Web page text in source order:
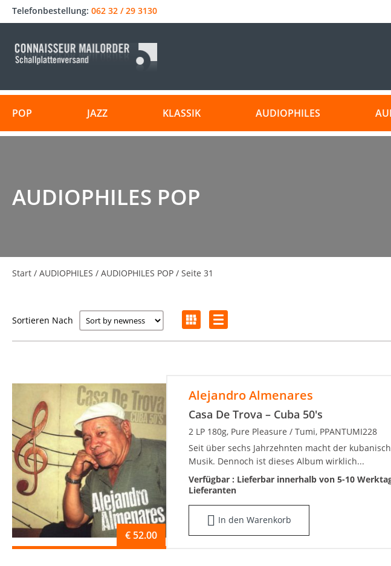
Telefonbestellung: 062 32 / 29 3130
POP JAZZ KLASSIK AUDIOPHILES
AUDIOPHILES POP
Start / AUDIOPHILES / AUDIOPHILES POP / Seite 31
Sortieren Nach
Alejandro Almenares
Casa De Trova – Cuba 50's
€ 52.00
2 LP 180g, Pure Pleasure / Tumi, PPANTUMI228
Seit über sechs Jahrzehnten macht der
Musik. Dennoch ist dieses Album wirklich...
Verfügbar : Lieferbar innerhalb von 5-10
Lieferanten
In den Warenkorb